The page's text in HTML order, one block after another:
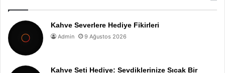
Kahve Severlere Hediye Fikirleri
Admin 9 Ağustos 2026
Kahve Seti Hediye: Sevdiklerinize Sıcak Bir